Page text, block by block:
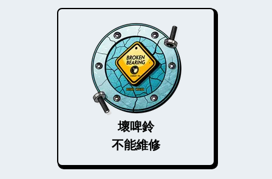
壞啤鈴
不能維修